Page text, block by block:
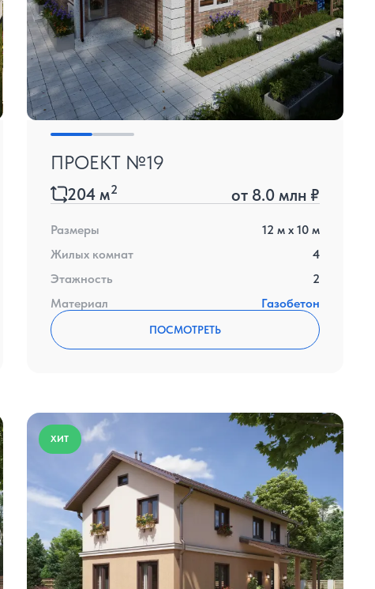
ПРОЕКТ №19
204м2 от 8.0 млн ₽
Размеры 12 м x 10м
Жилых комнат
4
Этажность
2
Материал
Газобетон
ПОСМОТРЕТЬ
ХИТ